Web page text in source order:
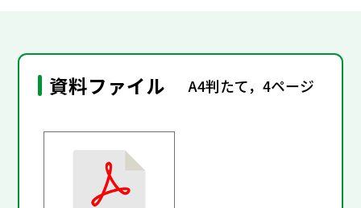
資料ファイル A4判たて，4ページ